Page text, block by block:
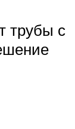
трубы с